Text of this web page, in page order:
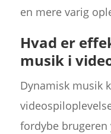
en mere varig
Hvad er
musik i
Dynamisk musik
fordybe brugeren